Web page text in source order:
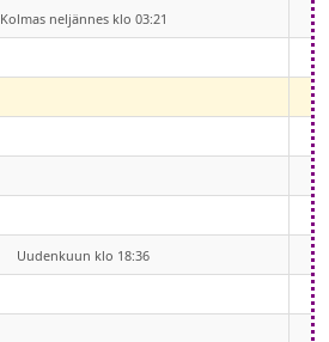
Kolmas neljännes klo 03:21
Uudenkuun klo 18:36